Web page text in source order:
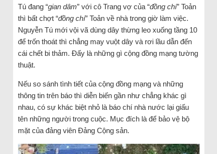
Tú đang “gian dâm” với cô Trang vợ của “đồng chí” Toản
thì bất chợt “đồng chí” Toản về nhà trong giờ làm việc.
Nguyễn Tú mới vội vã dùng dây thừng leo xuống tầng 10
để trốn thoát thì chẳng may vuột dây và rơi lầu dẫn đến
cái chết bi thảm. Đấy là những gì cộng đồng mạng tường
thuật.
Nếu so sánh tình tiết của cộng đồng mạng và những
thông tin trên báo thì diễn biến gần như chẳng khác gì
nhau, có sự khác biệt nhỏ là báo chí nhà nước lại giấu
tên những người trong cuộc. Mục đích là để bảo vệ bộ
mặt của đảng viên Đảng Cộng sản.